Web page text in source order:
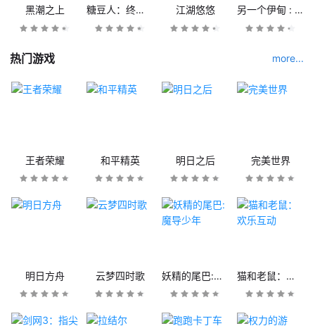
黑潮之上 糖豆人：终极淘汰赛 江湖悠悠 另一个伊甸 : 超越时空的猫
热门游戏 more...
王者荣耀 和平精英 明日之后 完美世界
明日方舟 云梦四时歌 妖精的尾巴:魔导少年 猫和老鼠：欢乐互动